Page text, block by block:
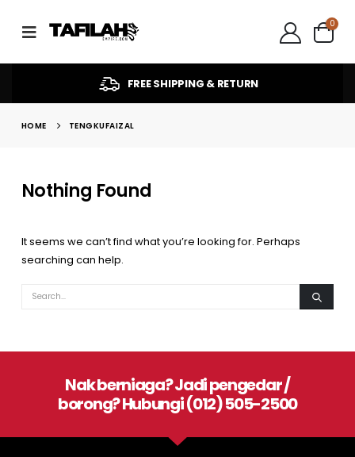
0
FREE SHIPPING & RETURN
HOME TENGKUFAIZAL
Nothing Found
It seems we can’t find what you’re looking for. Perhaps
searching can help.
Nak berniaga? Jadi pengedar /
borong? Hubungi (012) 505-2500